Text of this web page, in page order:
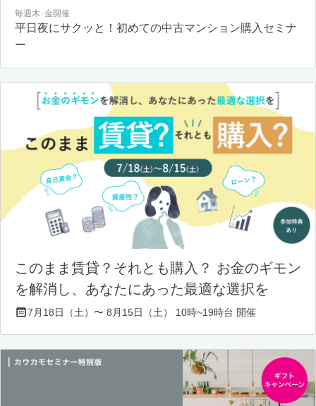
毎週木･金開催
平日夜にサクッと！初めての中古マンション購入セミナ
ー
このまま賃貸？それとも購入？ お金のギモン
を解消し、あなたにあった最適な選択を
7月18日（土）〜 8月15日（土） 10時~19時台 開催